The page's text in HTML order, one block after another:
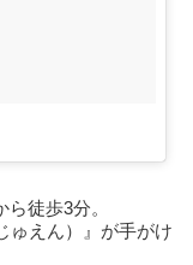
徒歩3分。
ゅえん）』が手がけ